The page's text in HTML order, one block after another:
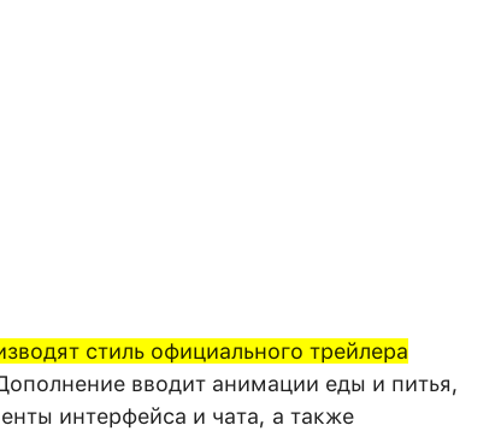
стиль официального трейлера
вводит анимации еды и питья,
интерфейса и чата, а также